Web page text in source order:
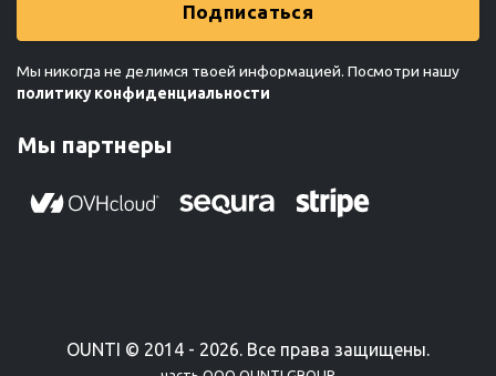
Подписаться
Мы никогда не делимся твоей информацией. Посмотри нашу
политику конфиденциальности
Мы партнеры
OUNTI © 2014 - 2026. Все права защищены.